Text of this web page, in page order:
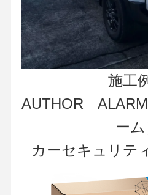
施工
AUTHOR
ーム
カーセキュリテ